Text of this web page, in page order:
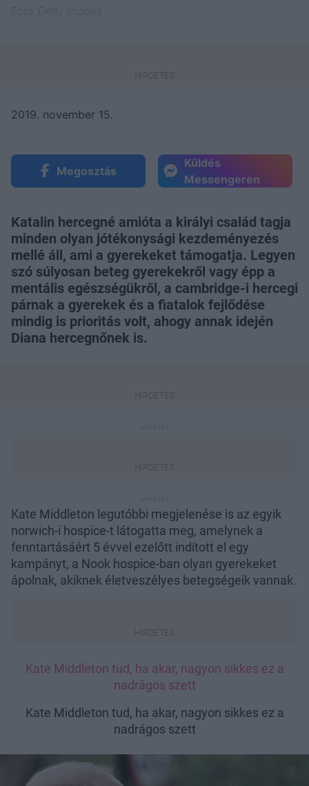
2019. november 15.
Megosztás
Küldés
Messengeren
Katalin hercegné amióta a királyi család tagja
minden olyan jótékonysági kezdeményezés
mellé áll, ami a gyerekeket támogatja. Legyen
szó súlyosan beteg gyerekekről vagy épp a
mentális egészségükről, a cambridge-i hercegi
párnak a gyerekek és a fiatalok fejlődése
mindig is prioritás volt, ahogy annak idején
Diana hercegnőnek is.
Kate Middleton legutóbbi megjelenése is az egyik
norwich-i hospice-t látogatta meg, amelynek a
fenntartásáért 5 évvel ezelőtt indított el egy
kampányt, a Nook hospice-ban olyan gyerekeket
ápolnak, akiknek életveszélyes betegségeik vannak.
Kate Middleton tud, ha akar, nagyon sikkes ez a
nadrágos szett
Kate Middleton tud, ha akar, nagyon sikkes ez a
nadrágos szett